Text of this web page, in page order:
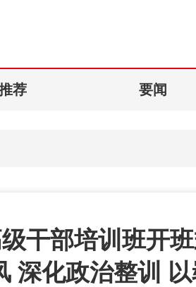
荐 要闻
干部培训班开
深化政治整训